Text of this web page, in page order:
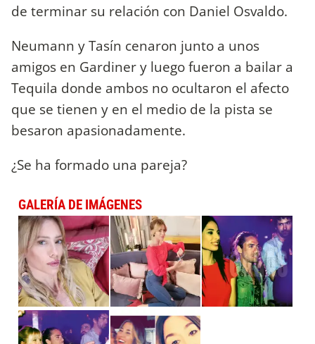
de terminar su relación con Daniel Osvaldo.
Neumann y Tasín cenaron junto a unos
amigos en Gardiner y luego fueron a bailar a
Tequila donde ambos no ocultaron el afecto
que se tienen y en el medio de la pista se
besaron apasionadamente.
¿Se ha formado una pareja?
GALERÍA DE IMÁGENES